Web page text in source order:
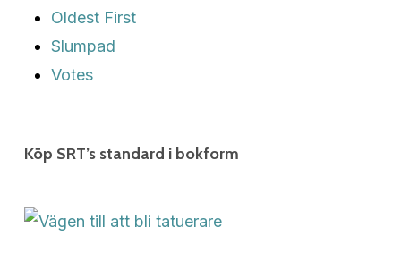
Oldest First
Slumpad
Votes
Köp SRT’s standard i bokform